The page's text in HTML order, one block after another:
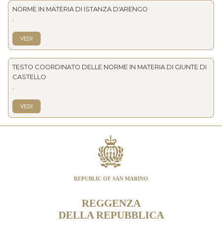
NORME IN MATERIA DI ISTANZA D'ARENGO
VEDI
TESTO COORDINATO DELLE NORME IN MATERIA DI GIUNTE DI
CASTELLO
VEDI
REPUBLIC OF SAN MARINO
REGGENZA
DELLA REPUBBLICA